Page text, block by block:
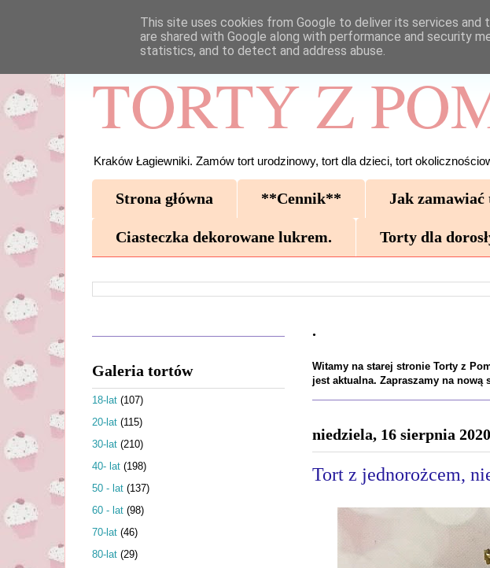
TORTY Z
Kraków Łagiewniki. Zamów tort urodzinowy, tort dla dzieci, tort
Strona główna **Cennik** Jak zamawiać
Ciasteczka dekorowane lukrem. Torty dla
.
Witamy na starej stronie Torty z
jest aktualna. Zapraszamy na nową
niedziela, 16 sierpnia 2020
Tort z jednorożcem,
Galeria tortów
18-lat (107)
20-lat (115)
30-lat (210)
40- lat (198)
50 - lat (137)
60 - lat (98)
70-lat (46)
80-lat (29)
This site uses cookies from Google to deliver its services and
are shared with Google along with performance and security
statistics, and to detect and address abuse.